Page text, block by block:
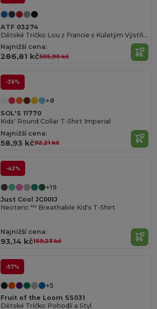
ATF 03274
Dětské Tričko Lou z Francie s Kulatým Výstřihem
Najnižší cena:
286,81 kč505,90 kč
-36%
+8
SOL'S 11770
Kids' Round Collar T-Shirt Imperial
Najnižší cena:
58,93 kč92,21 kč
-42%
+19
Just Cool JC001J
Neoteric ™ Breathable Kid's T-Shirt
Najnižší cena:
93,14 kč159,23 kč
-57%
+5
Fruit of the Loom SS031
Dětské Tričko Pohodlí a Styl